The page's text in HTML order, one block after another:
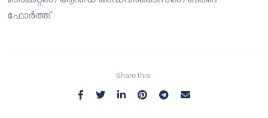
ഫോർത്ത്.
Share this: